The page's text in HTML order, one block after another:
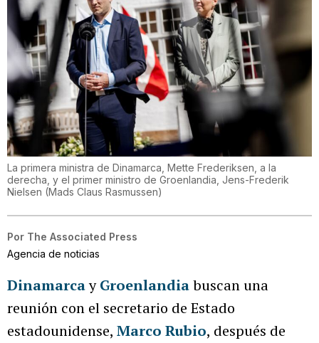
La primera ministra de Dinamarca, Mette Frederiksen, a la
derecha, y el primer ministro de Groenlandia, Jens-Frederik
Nielsen (Mads Claus Rasmussen)
Por The Associated Press
Agencia de noticias
DinamarcayGroenlandiabuscan una
reunión con el secretario de Estado
estadounidense, Marco Rubio, después de